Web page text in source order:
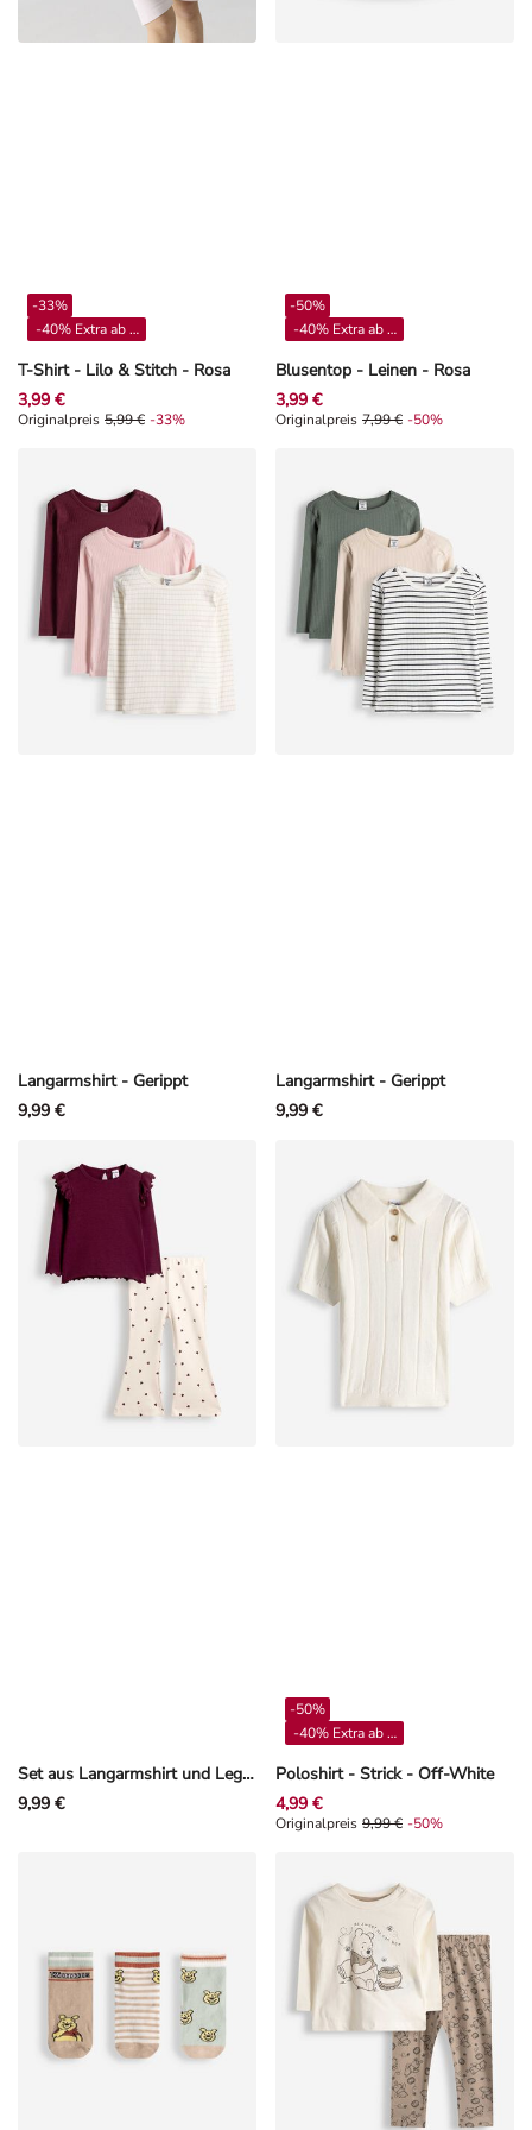
T-Shirt - Lilo & Stitch - Rosa
-33%
-40% Extra ab 4**
3,99 €
Originalpreis 5,99 €, Rabat -33%
Originalpreis 5,99 € -33%
Blusentop - Leinen - Rosa
-50%
-40% Extra ab 4**
3,99 €
Originalpreis 7,99 €, Rabat -50%
Originalpreis 7,99 € -50%
Langarmshirt - Gerippt
9,99 €
Langarmshirt - Gerippt
9,99 €
Set aus Langarmshirt und Leggings - Allover-Print - Dunkelrot
9,99 €
Poloshirt - Strick - Off-White
-50%
-40% Extra ab 4**
4,99 €
Originalpreis 9,99 €, Rabat -50%
Originalpreis 9,99 € -50%